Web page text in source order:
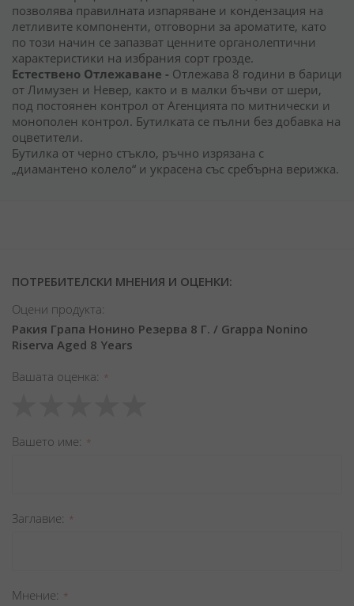
позволява правилната изпаряване и кондензация на
летливите компоненти, отговорни за ароматите, като
по този начин се запазват ценните органолептични
характеристики на избрания сорт грозде.
Естествено Отлежаване - Отлежава 8 години в барици
от Лимузен и Невер, както и в малки бъчви от шери,
под постоянен контрол от Агенцията по митнически и
монополен контрол. Бутилката се пълни без добавка на
оцветители.
Бутилка от черно стъкло, ръчно изрязана с
„диамантено колело“ и украсена със сребърна верижка.
ПОТРЕБИТЕЛСКИ МНЕНИЯ И ОЦЕНКИ:
Оцени продукта:
Ракия Грапа Нонино Резерва 8 Г. / Grappa Nonino
Riserva Aged 8 Years
Вашата оценка
star
stars
stars
stars
stars
Вашето име
Заглавиe
Мнение